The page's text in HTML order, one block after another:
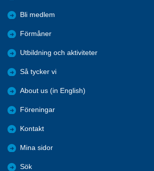
Bli medlem
Förmåner
Utbildning och aktiviteter
Så tycker vi
About us (in English)
Föreningar
Kontakt
Mina sidor
Sök